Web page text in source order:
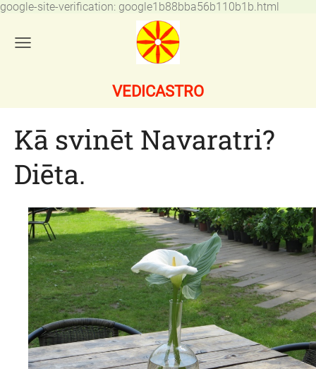
google-site-verification: google1b88bba56b110b1b.html
VEDICASTRO
Kā svinēt Navaratri?
Diēta.